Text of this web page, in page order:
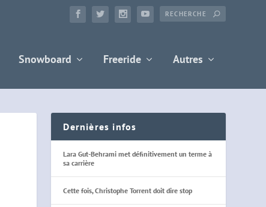
Snowboard Freeride Autres
Dernières infos
Lara Gut-Behrami met définitivement un terme à
sa carrière
Cette fois, Christophe Torrent doit dire stop